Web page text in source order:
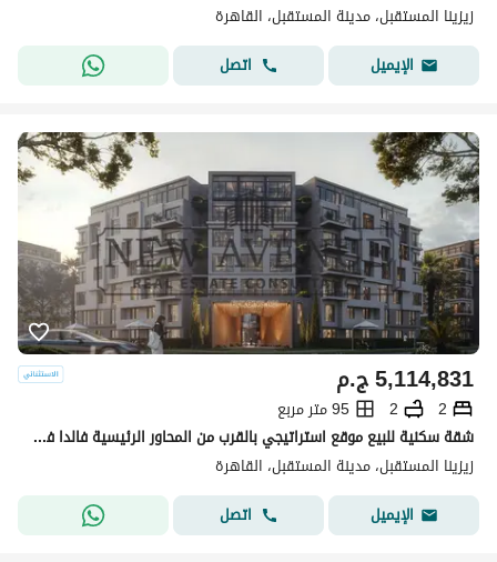
زيزينا المستقبل، مدينة المستقبل، القاهرة
الإيميل
اتصل
ج.م5,114,831
2
2
95 متر مربع
شقة سكنية للبيع موقع استراتيجي بالقرب من المحاور الرئيسية فالدا فيلدج مدينة المستقبل
زيزينا المستقبل، مدينة المستقبل، القاهرة
الإيميل
اتصل